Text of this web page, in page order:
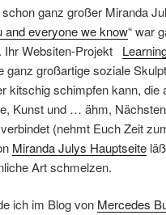
ganz großer Miranda
and everyone we know“ war
Ihr Websiten-Projekt
ganz großartige soziale
kitschig schimpfen kann, die
Kunst und … ähm,
(nehmt Euch Zeit
Miranda Julys Hauptseite
Art schmelzen.
ich im Blog von Mercedes